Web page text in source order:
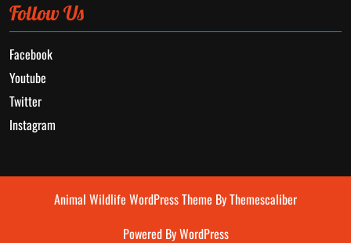
Follow Us
Facebook
Youtube
Twitter
Instagram
Animal Wildlife WordPress Theme By Themescaliber
Powered By WordPress